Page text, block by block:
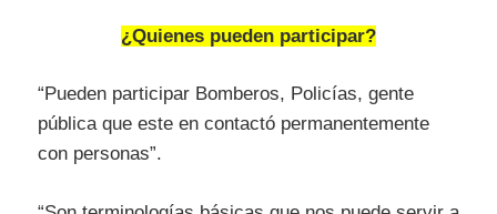
¿Quienes pueden participar?
“Pueden participar Bomberos, Policías, gente
pública que este en contactó permanentemente
con personas”.